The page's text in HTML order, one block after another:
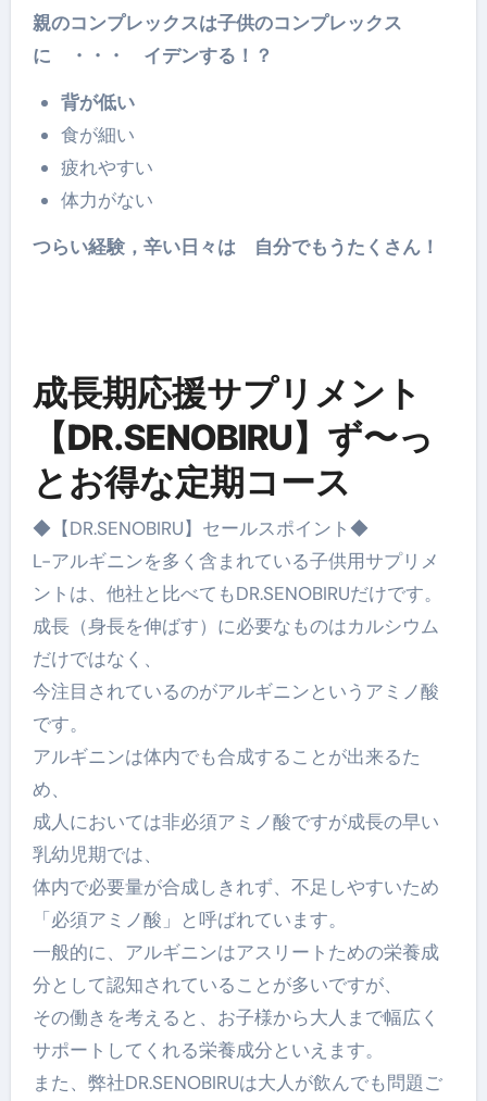
親のコンプレックスは子供のコンプレックス
に ・・・ イデンする！？
背が低い
食が細い
疲れやすい
体力がない
つらい経験，辛い日々は 自分でもうたくさん！
成長期応援サプリメント
【DR.SENOBIRU】ず〜っ
とお得な定期コース
◆【DR.SENOBIRU】セールスポイント◆
L-アルギニンを多く含まれている子供用サプリメ
ントは、他社と比べてもDR.SENOBIRUだけです。
成長（身長を伸ばす）に必要なものはカルシウム
だけではなく、
今注目されているのがアルギニンというアミノ酸
です。
アルギニンは体内でも合成することが出来るた
め、
成人においては非必須アミノ酸ですが成長の早い
乳幼児期では、
体内で必要量が合成しきれず、不足しやすいため
「必須アミノ酸」と呼ばれています。
一般的に、アルギニンはアスリートための栄養成
分として認知されていることが多いですが、
その働きを考えると、お子様から大人まで幅広く
サポートしてくれる栄養成分といえます。
また、弊社DR.SENOBIRUは大人が飲んでも問題ご